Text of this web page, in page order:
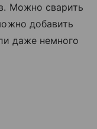
Можно сварить
добавить
даже немного